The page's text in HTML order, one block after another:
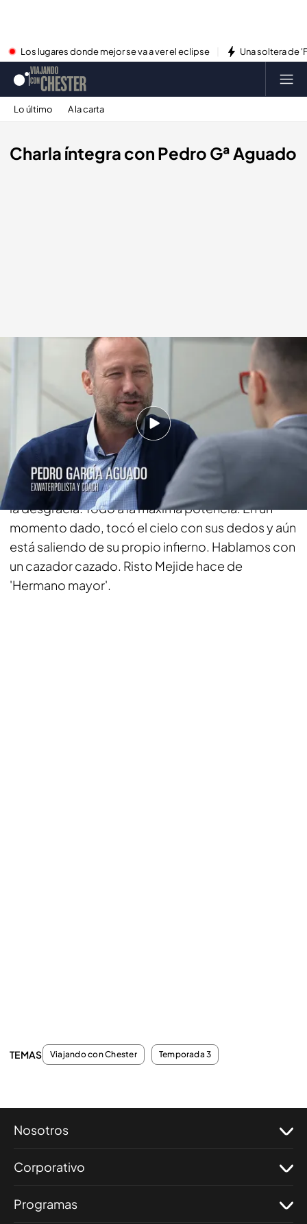
Los lugares donde mejor se va a ver el eclipse Una soltera de
Lo último A la carta
Charla íntegra con Pedro Gª Aguado
28 SEP 2014 - 22:57h.
A Pedro Gª Aguado, le ha tocado ser víctima y
verdugo de su propia condición. Él vivió la gloria y
la desgracia. Todo a la máxima potencia. En un
momento dado, tocó el cielo con sus dedos y aún
está saliendo de su propio infierno. Hablamos con
un cazador cazado. Risto Mejide hace de
'Hermano mayor'.
TEMAS Viajando con Chester Temporada 3
Nosotros
Corporativo
Programas